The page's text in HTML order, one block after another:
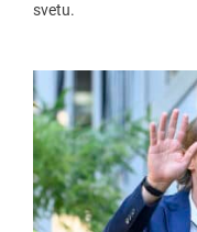
svetu.